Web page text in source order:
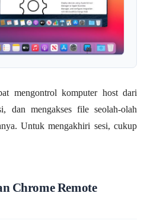
mengontrol komputer host dari
dan mengakses file seolah-olah
Untuk mengakhiri sesi, cukup
Chrome Remote